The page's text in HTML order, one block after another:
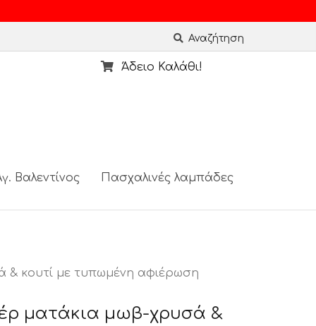
Αναζήτηση
Άδειο Καλάθι!
Βαλεντίνος Πασχαλινές λαμπάδες
& κουτί με τυπωμένη αφιέρωση
ματάκια μωβ-χρυσά &